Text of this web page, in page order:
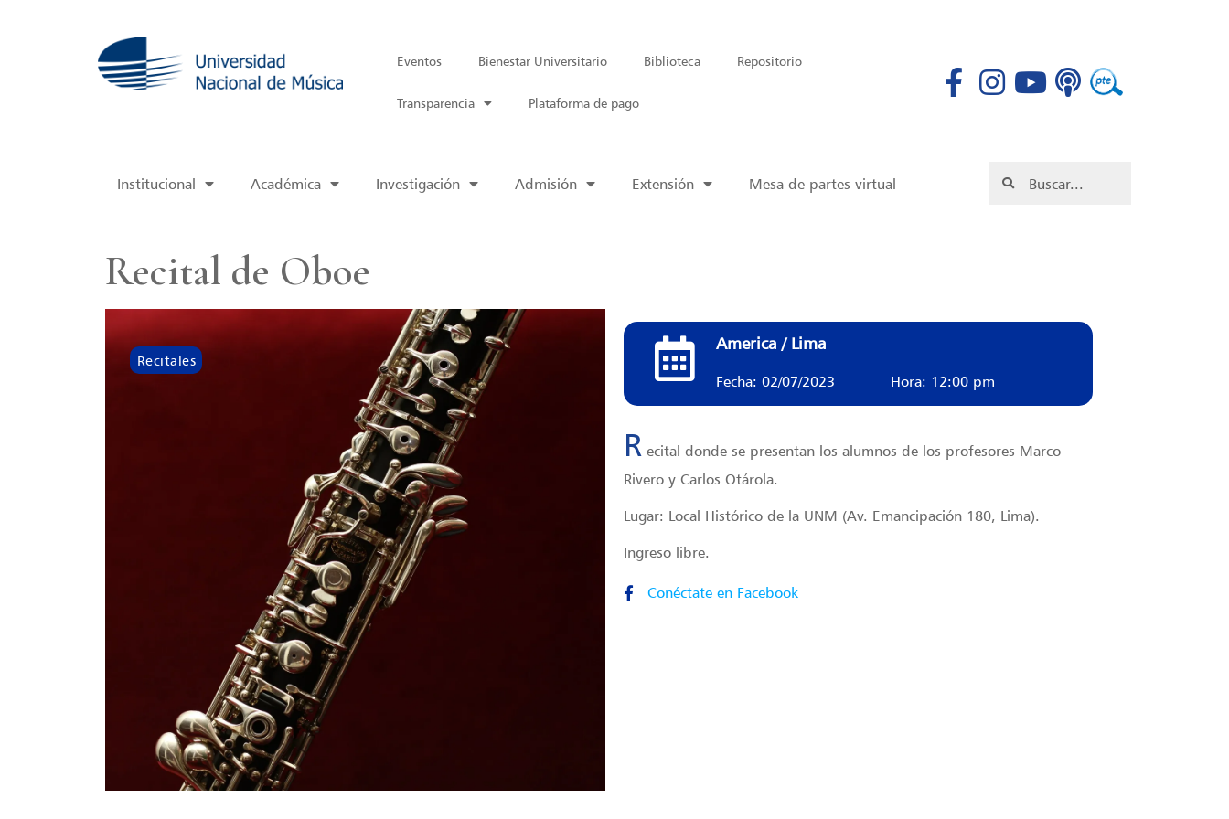
Eventos Bienestar Universitario Biblioteca Repositorio
Transparencia Plataforma de pago
Institucional Académica Investigación Admisión Extensión Mesa de partes virtual
Recital de Oboe
Recitales
America / Lima
Fecha: 02/07/2023 Hora: 12:00 pm
R ecital donde se presentan los alumnos de los profesores Marco
Rivero y Carlos Otárola.
Lugar: Local Histórico de la UNM (Av. Emancipación 180, Lima).
Ingreso libre.
Conéctate en Facebook